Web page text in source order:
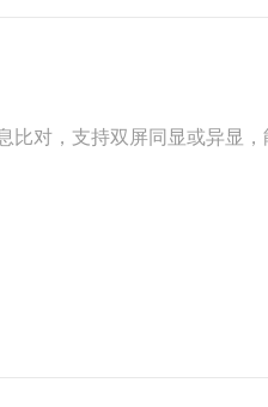
比对，支持双屏同显或异显